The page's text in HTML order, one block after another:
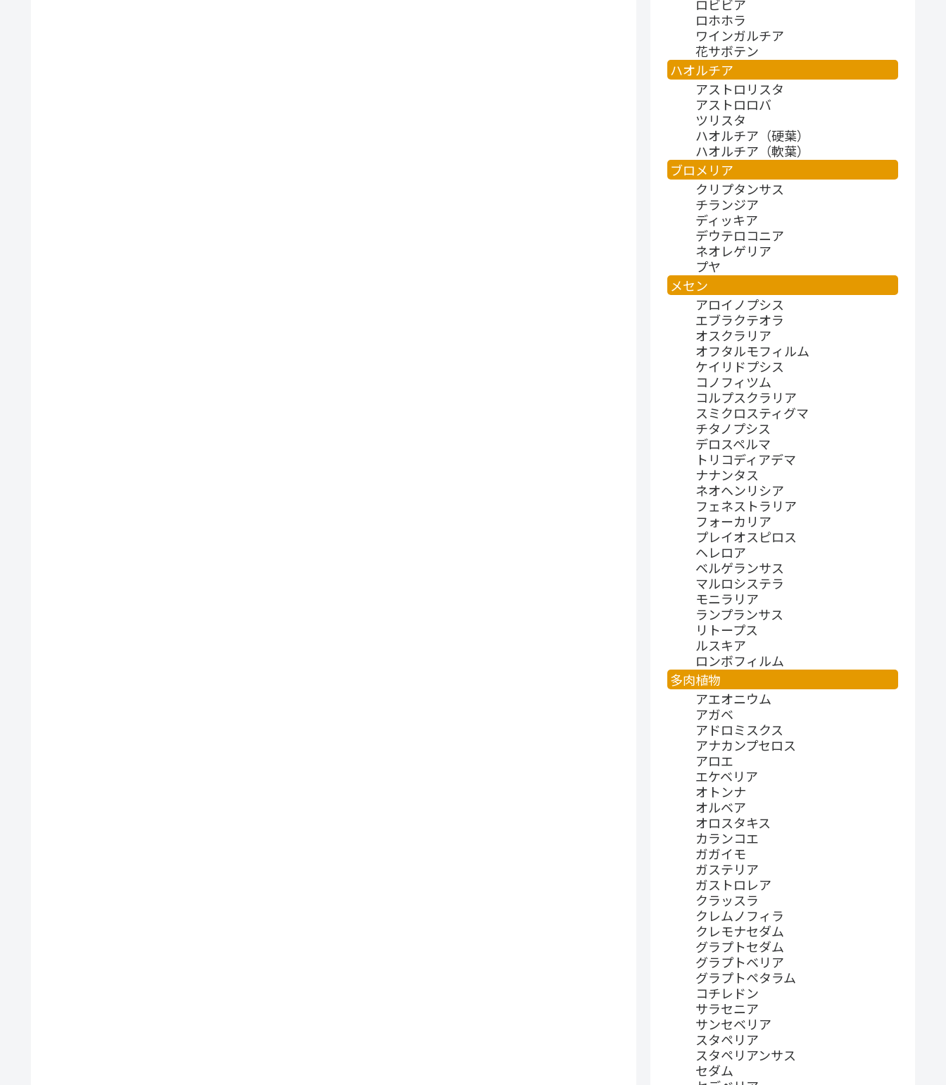
ロビビア
ロホホラ
ワインガルチア
花サボテン
ハオルチア
アストロリスタ
アストロロバ
ツリスタ
ハオルチア（硬葉）
ハオルチア（軟葉）
ブロメリア
クリプタンサス
チランジア
ディッキア
デウテロコニア
ネオレゲリア
プヤ
メセン
アロイノプシス
エブラクテオラ
オスクラリア
オフタルモフィルム
ケイリドプシス
コノフィツム
コルプスクラリア
スミクロスティグマ
チタノプシス
デロスペルマ
トリコディアデマ
ナナンタス
ネオヘンリシア
フェネストラリア
フォーカリア
プレイオスピロス
ヘレロア
ベルゲランサス
マルロシステラ
モニラリア
ランプランサス
リトープス
ルスキア
ロンボフィルム
多肉植物
アエオニウム
アガベ
アドロミスクス
アナカンプセロス
アロエ
エケベリア
オトンナ
オルベア
オロスタキス
カランコエ
ガガイモ
ガステリア
ガストロレア
クラッスラ
クレムノフィラ
クレモナセダム
グラプトセダム
グラプトベリア
グラプトペタラム
コチレドン
サラセニア
サンセベリア
スタペリア
スタペリアンサス
セダム